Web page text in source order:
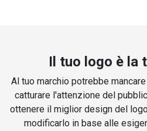
Il tuo logo è la
Al tuo marchio potrebbe
catturare l'attenzione del
ottenere il miglior design del
modificarlo in base alle